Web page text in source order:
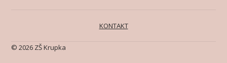
KONTAKT
© 2026 ZŠ Krupka